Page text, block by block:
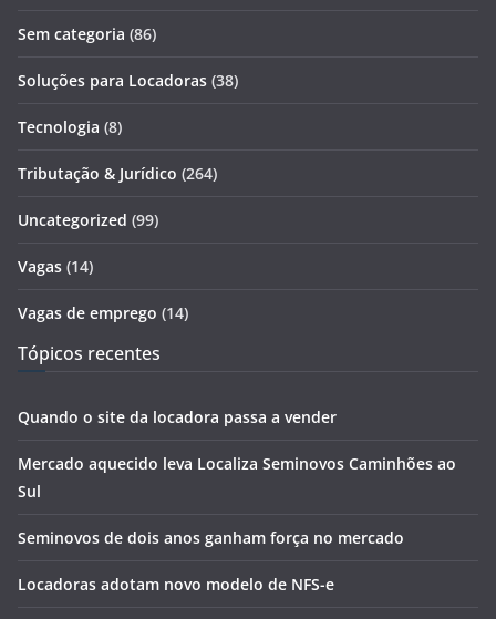
Sem categoria (86)
Soluções para Locadoras (38)
Tecnologia (8)
Tributação & Jurídico (264)
Uncategorized (99)
Vagas (14)
Vagas de emprego (14)
Tópicos recentes
Quando o site da locadora passa a vender
Mercado aquecido leva Localiza Seminovos Caminhões ao
Sul
Seminovos de dois anos ganham força no mercado
Locadoras adotam novo modelo de NFS-e